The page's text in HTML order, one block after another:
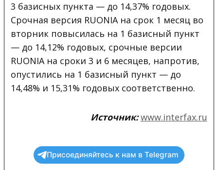
3 базисных пункта — до 14,37% годовых.
Срочная версия RUONIA на срок 1 месяц во
вторник повысилась на 1 базисный пункт
— до 14,12% годовых, срочные версии
RUONIA на сроки 3 и 6 месяцев, напротив,
опустились на 1 базисный пункт — до
14,48% и 15,31% годовых соответственно.
Источник: www.interfax.ru
Присоединяйтесь к нам в Telegram